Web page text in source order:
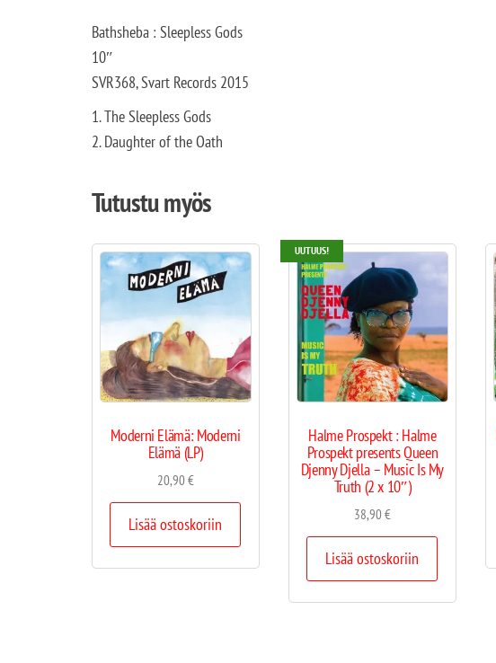
Bathsheba : Sleepless Gods
10″
SVR368, Svart Records 2015
1. The Sleepless Gods
2. Daughter of the Oath
Tutustu myös
Moderni Elämä: Moderni
Elämä (LP)
20,90€
Lisää ostoskoriin
UUTUUS!
Halme Prospekt : Halme
Prospekt presents Queen
Djenny Djella – Music Is My
Truth (2 x 10″)
38,90€
Lisää ostoskoriin